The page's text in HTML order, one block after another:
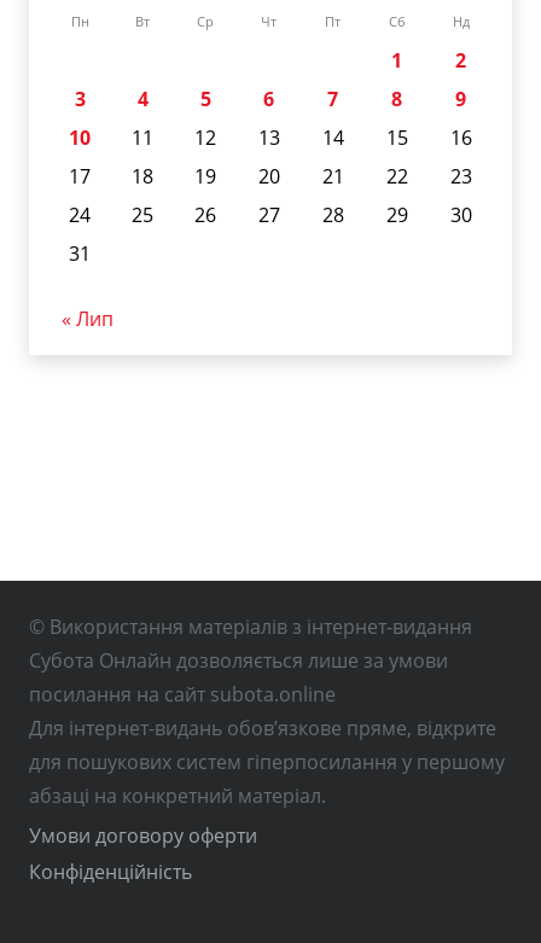
Пн Вт Ср Чт Пт Сб Нд
1
2
3
4 5 6 7 8
9
10
11 12 13 14 15
16
17
18 19 20 21 22
23
24
25 26 27 28 29
30
31
« Лип
© Використання матеріалів з інтернет-видання
Субота Онлайн дозволяється лише за умови
посилання на сайт subota.online
Для інтернет-видань обов’язкове пряме, відкрите
для пошукових систем гіперпосилання у першому
абзаці на конкретний матеріал.
Умови договору оферти
Конфіденційність